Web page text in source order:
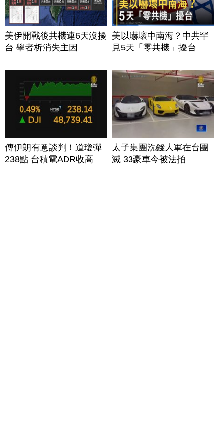
美伊開戰後共機連6天沒擾
台 學者析消失主因
美以嚇壞中南海？中共罕
見5天「零共機」擾台
傳伊朗有意談判！道瓊彈
238點 台積電ADR收高
太子集團洗錢大軍在台團
滅 33豪車今被法拍